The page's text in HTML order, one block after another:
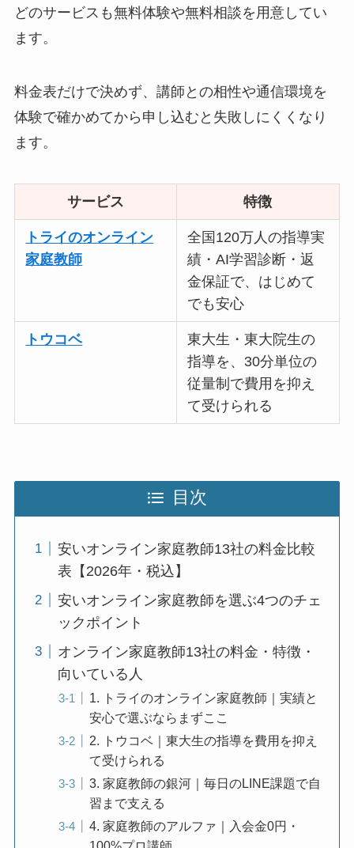
どのサービスも無料体験や無料相談を用意してい
ます。
料金表だけで決めず、講師との相性や通信環境を
体験で確かめてから申し込むと失敗しにくくなり
ます。
サービス 特徴
トライのオンライン
家庭教師
全国120万人の指導実
績・AI学習診断・返
金保証で、はじめて
でも安心
トウコベ
東大生・東大院生の
指導を、30分単位の
従量制で費用を抑え
て受けられる
目次
安いオンライン家庭教師13社の料金比較
表【2026年・税込】
安いオンライン家庭教師を選ぶ4つのチェ
ックポイント
オンライン家庭教師13社の料金・特徴・
向いている人
1. トライのオンライン家庭教師｜実績と
安心で選ぶならまずここ
2. トウコベ｜東大生の指導を費用を抑え
て受けられる
3. 家庭教師の銀河｜毎日のLINE課題で自
習まで支える
4. 家庭教師のアルファ｜入会金0円・